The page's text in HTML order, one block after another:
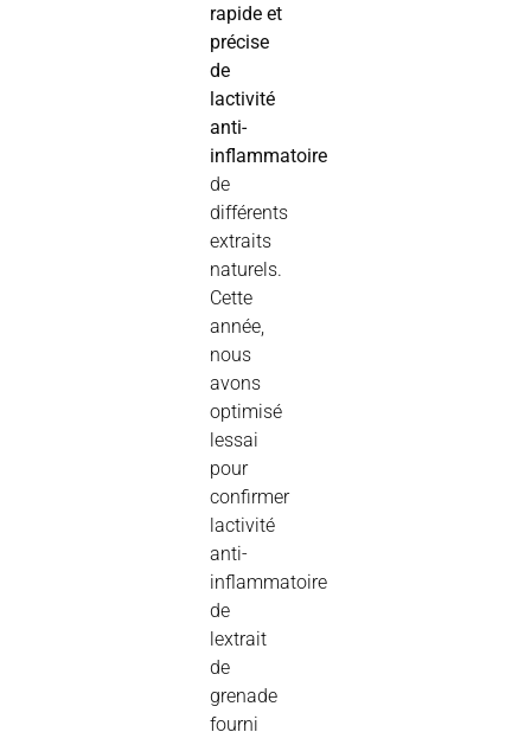
rapide et
précise
de
lactivité
anti-
inflammatoire
de
différents
extraits
naturels.
Cette
année,
nous
avons
optimisé
lessai
pour
confirmer
lactivité
anti-
inflammatoire
de
lextrait
de
grenade
fourni